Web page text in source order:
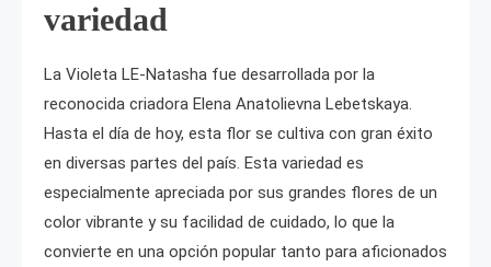
variedad
La Violeta LE-Natasha fue desarrollada por la
reconocida criadora Elena Anatolievna Lebetskaya.
Hasta el día de hoy, esta flor se cultiva con gran éxito
en diversas partes del país. Esta variedad es
especialmente apreciada por sus grandes flores de un
color vibrante y su facilidad de cuidado, lo que la
convierte en una opción popular tanto para aficionados